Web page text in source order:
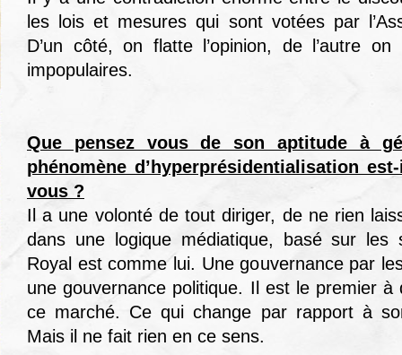
les lois et mesures qui sont votées par
D’un côté, on flatte l’opinion, de l’autre
impopulaires.
Que pensez vous de son aptitude à
phénomène d’hyperprésidentialisation
vous ?
Il a une volonté de tout diriger, de ne rien
dans une logique médiatique, basé sur les
Royal est comme lui. Une gouvernance par
une gouvernance politique. Il est le premier à
ce marché. Ce qui change par rapport à
Mais il ne fait rien en ce sens.